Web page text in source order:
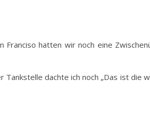
hatten wir noch eine
dachte ich noch „Das ist die